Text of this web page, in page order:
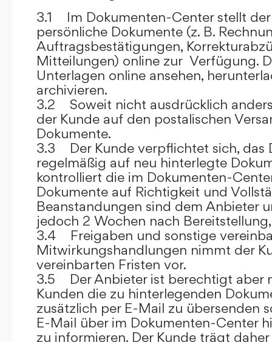
3.1 Im Dokumenten-Center stellt
persönliche Dokumente (z. B.
Auftragsbestätigungen,
Mitteilungen) online zur Verfügung.
Unterlagen online ansehen,
archivieren.
3.2 Soweit nicht ausdrücklich
der Kunde auf den postalischen
Dokumente.
3.3 Der Kunde verpflichtet sich, das
regelmäßig auf neu hinterlegte
kontrolliert die im Dokumenten-
Dokumente auf Richtigkeit und
Beanstandungen sind dem Anbieter
jedoch 2 Wochen nach
3.4 Freigaben und sonstige
Mitwirkungshandlungen nimmt der
vereinbarten Fristen vor.
3.5 Der Anbieter ist berechtigt aber
Kunden die zu hinterlegenden
zusätzlich per E-Mail zu übersenden
E-Mail über im Dokumenten-Center
zu informieren. Der Kunde trägt